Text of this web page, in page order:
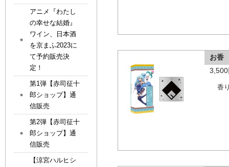
お香
香
アニメ『わたし
の幸せな結婚』
ワイン、日本酒
を京まふ2023に
て予約販売決
定！
第1弾【赤司征十
郎ショップ】通
信販売
第2弾【赤司征十
郎ショップ】通
信販売
【涼宮ハルヒシ